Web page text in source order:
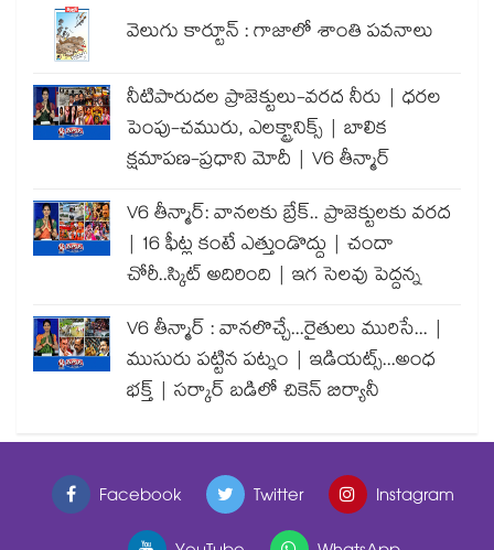
వెలుగు కార్టూన్ : గాజాలో శాంతి పవనాలు
నీటిపారుదల ప్రాజెక్టులు-వరద నీరు | ధరల
పెంపు-చమురు, ఎలక్ట్రానిక్స్ | బాలిక
క్షమాపణ-ప్రధాని మోదీ | V6 తీన్మార్
V6 తీన్మార్: వానలకు బ్రేక్.. ప్రాజెక్టులకు వరద
| 16 ఫీట్ల కంటే ఎత్తుండొద్దు | చందా
చోరీ..స్కిట్ అదిరింది | ఇగ సెలవు పెద్దన్న
V6 తీన్మార్ : వానలొచ్చే...రైతులు మురిసే... |
ముసురు పట్టిన పట్నం | ఇడియట్స్...అంధ
భక్త్ | సర్కార్ బడిలో చికెన్ బిర్యానీ
Facebook Twitter
Instagram